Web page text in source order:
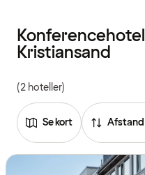
Kristiansand
(2 hoteller)
Se kort